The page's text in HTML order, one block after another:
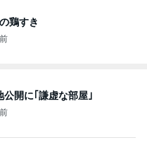
鶏すき
開に｢謙虚な部屋｣